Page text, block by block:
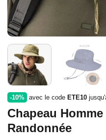
-10% avec le code ETE10
Chapeau
Randonnée